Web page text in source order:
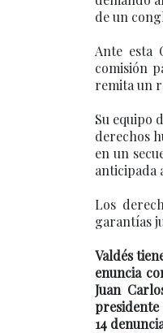
de un
Ante esta
comisión
remita un
Su equipo
derechos
en un
anticipada
Los
garantías
Valdés
enuncia
Juan
presidente
14